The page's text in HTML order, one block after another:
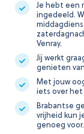
Je hebt een
ingedeeld.
Venray.
Jij werkt
genieten
Met jouw
iets over
Brabantse
vrijheid kun
genoeg voor.